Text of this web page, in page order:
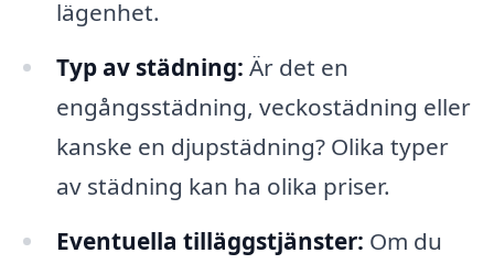
lägenhet.
Typ av städning: Är det en
engångsstädning, veckostädning eller
kanske en djupstädning? Olika typer
av städning kan ha olika priser.
Eventuella tilläggstjänster: Om du